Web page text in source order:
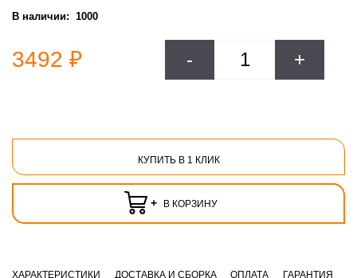
В наличии: 1000
3492 ₽ - +
КУПИТЬ В 1 КЛИК
+ В КОРЗИНУ
ХАРАКТЕРИСТИКИ ДОСТАВКА И СБОРКА ОПЛАТА ГАРАНТИЯ